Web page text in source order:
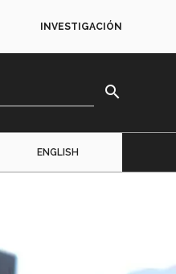
INVESTIGACIÓN
search
ENGLISH